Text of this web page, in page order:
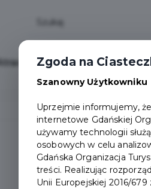
Atractions Packages
Login
Zgoda na
Szanowny Użytkowniku
Uprzejmie informujemy,
internetowe Gdańskiej
używamy technologii
osobowych w celu
Gdańska Organizacja
treści. Realizując
Unii Europejskiej 2016/